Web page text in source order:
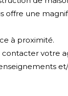
offre une
à proximité.
contacter votre